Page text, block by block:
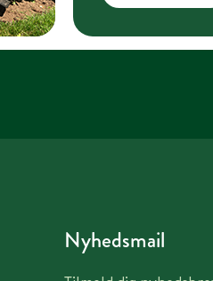
Nyhedsmail